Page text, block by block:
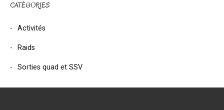
CATÉGORIES
Activités
Raids
Sorties quad et SSV